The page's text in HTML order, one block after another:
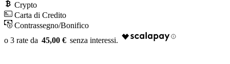
Crypto
Carta di Credito
Contrassegno/Bonifico
45,00 €